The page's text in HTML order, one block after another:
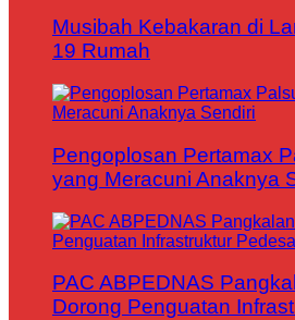
Musibah Kebakaran di
19 Rumah
Pengoplosan Pertamax
yang Meracuni Anaknya
PAC ABPEDNAS
Dorong Penguatan